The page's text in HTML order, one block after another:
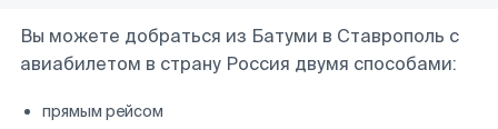
Вы можете добраться из Батуми в Ставрополь с
авиабилетом в страну Россия двумя способами:
прямым рейсом